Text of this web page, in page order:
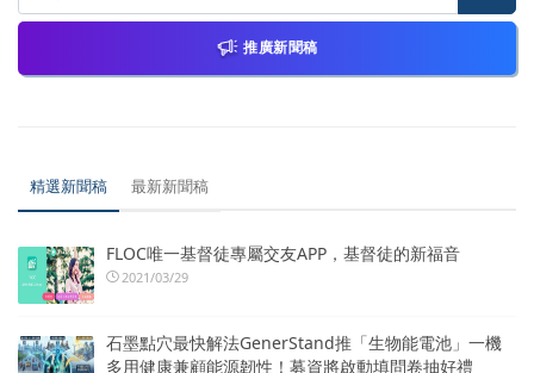
推廣新聞稿
精選新聞稿 最新新聞稿
FLOC唯一基督徒專屬交友APP，基督徒的新福音
2021/03/29
石墨點穴最快解法GenerStand推「生物能電池」一機
多用健康兼顧能源韌性！募資將啟動填問卷抽好禮